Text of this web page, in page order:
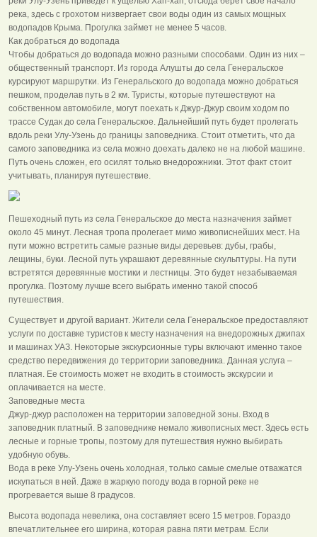
река, здесь с грохотом низвергает свои воды один из самых мощных
водопадов Крыма. Прогулка займет не менее 5 часов.
Как добраться до водопада
Чтобы добраться до водопада можно разными способами. Один из них –
общественный транспорт. Из города Алушты до села Генеральское
курсируют маршрутки. Из Генеральского до водопада можно добраться
пешком, проделав путь в 2 км. Туристы, которые путешествуют на
собственном автомобиле, могут поехать к Джур-Джур своим ходом по
трассе Судак до села Генеральское. Дальнейший путь будет пролегать
вдоль реки Улу-Узень до границы заповедника. Стоит отметить, что да
самого заповедника из села можно доехать далеко не на любой машине.
Путь очень сложен, его осилят только внедорожники. Этот факт стоит
учитывать, планируя путешествие.
Пешеходный путь из села Генеральское до места назначения займет
около 45 минут. Лесная тропа пролегает мимо живописнейших мест. На
пути можно встретить самые разные виды деревьев: дубы, грабы,
лещины, буки. Лесной путь украшают деревянные скульптуры. На пути
встретятся деревянные мостики и лестницы. Это будет незабываемая
прогулка. Поэтому лучше всего выбрать именно такой способ
путешествия.
Существует и другой вариант. Жители села Генеральское предоставляют
услуги по доставке туристов к месту назначения на внедорожных джипах
и машинах УАЗ. Некоторые экскурсионные туры включают именно такое
средство передвижения до территории заповедника. Данная услуга –
платная. Ее стоимость может не входить в стоимость экскурсии и
оплачивается на месте.
Заповедные места
Джур-джур расположен на территории заповедной зоны. Вход в
заповедник платный. В заповеднике немало живописных мест. Здесь есть
лесные и горные тропы, поэтому для путешествия нужно выбирать
удобную обувь.
Вода в реке Улу-Узень очень холодная, только самые смелые отважатся
искупаться в ней. Даже в жаркую погоду вода в горной реке не
прогревается выше 8 градусов.
Высота водопада невелика, она составляет всего 15 метров. Гораздо
впечатлительнее его ширина, которая равна пяти метрам. Если